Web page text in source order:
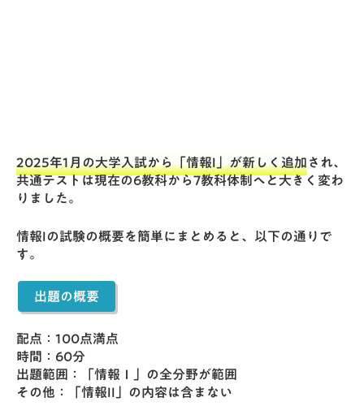
2025年1月の大学入試から「情報I」が新しく追加され、
共通テストは現在の6教科から7教科体制へと大きく変わ
りました。
情報Iの試験の概要を簡単にまとめると、以下の通りで
す。
出題の概要
配点：100点満点
時間：60分
出題範囲：「情報Ｉ」の全分野が範囲
その他：「情報II」の内容は含まない